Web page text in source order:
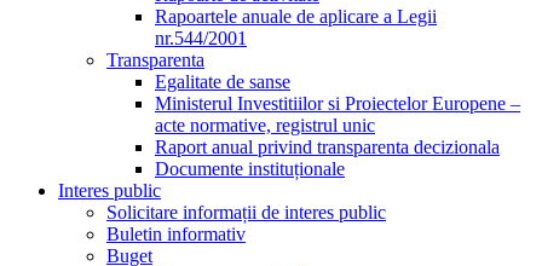
Rapoartele anuale de aplicare a Legii
nr.544/2001
Transparenta
Egalitate de sanse
Ministerul Investitiilor si Proiectelor Europene –
acte normative, registrul unic
Raport anual privind transparenta decizionala
Documente instituționale
Interes public
Solicitare informații de interes public
Buletin informativ
Buget